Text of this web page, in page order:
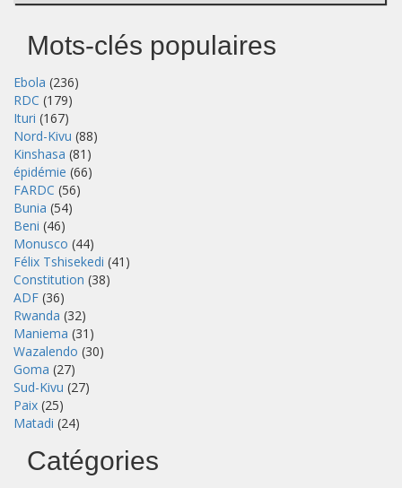
Mots-clés populaires
Ebola (236)
RDC (179)
Ituri (167)
Nord-Kivu (88)
Kinshasa (81)
épidémie (66)
FARDC (56)
Bunia (54)
Beni (46)
Monusco (44)
Félix Tshisekedi (41)
Constitution (38)
ADF (36)
Rwanda (32)
Maniema (31)
Wazalendo (30)
Goma (27)
Sud-Kivu (27)
Paix (25)
Matadi (24)
Catégories